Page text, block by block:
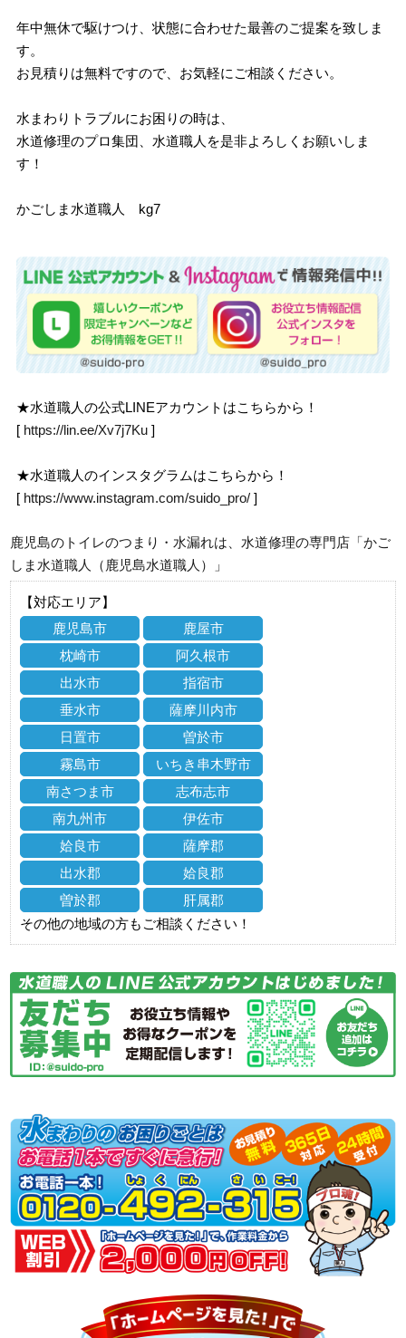
年中無休で駆けつけ、状態に合わせた最善のご提案を致しま
す。
お見積りは無料ですので、お気軽にご相談ください。
水まわりトラブルにお困りの時は、
水道修理のプロ集団、水道職人を是非よろしくお願いしま
す！
かごしま水道職人 kg7
★水道職人の公式LINEアカウントはこちらから！
[ https://lin.ee/Xv7j7Ku ]
★水道職人のインスタグラムはこちらから！
[ https://www.instagram.com/suido_pro/ ]
鹿児島のトイレのつまり・水漏れは、水道修理の専門店「かご
しま水道職人（鹿児島水道職人）」
【対応エリア】
鹿児島市
鹿屋市
枕崎市
阿久根市
出水市
指宿市
垂水市
薩摩川内市
日置市
曽於市
霧島市
いちき串木野市
南さつま市
志布志市
南九州市
伊佐市
姶良市
薩摩郡
出水郡
姶良郡
曽於郡
肝属郡
その他の地域の方もご相談ください！